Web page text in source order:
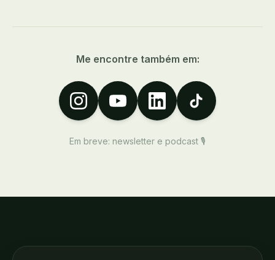
Me encontre também em:
Em breve: newsletter e podcast 🎙️